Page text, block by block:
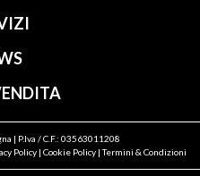
| P.Iva / C.F.: 03563011208
Policy | Cookie Policy |Termini & Condizioni